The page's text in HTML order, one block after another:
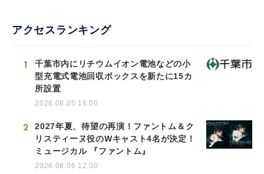
アクセスランキング
1
千葉市内にリチウムイオン電池などの小
型充電式電池回収ボックスを新たに15カ
所設置
2026.08.05 16:00
2
2027年夏、待望の再演！ファントム＆ク
リスティーヌ役のWキャスト4名が決定！
ミュージカル 『ファントム』
2026.08.06 12:00